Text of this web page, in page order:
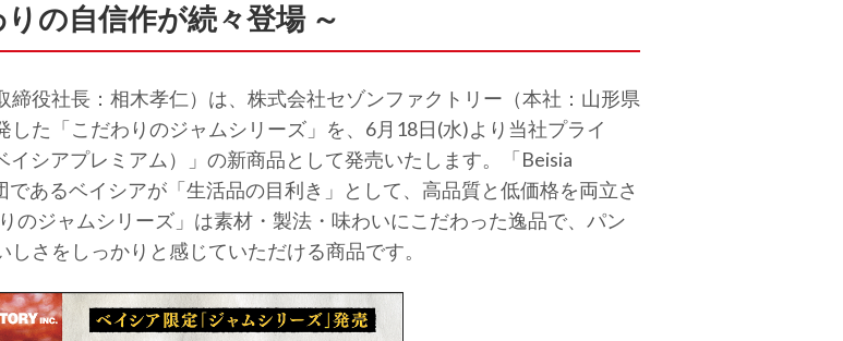
りの自信作が続々登場 ～
役社長：相木孝仁）は、株式会社セゾンファクトリー（本社：山形県
た「こだわりのジャムシリーズ」を、6月18日(水)より当社プライ
シアプレミアム）」の新商品として発売いたします。「Beisia
あるベイシアが「生活品の目利き」として、高品質と低価格を両立さ
のジャムシリーズ」は素材・製法・味わいにこだわった逸品で、パン
さをしっかりと感じていただける商品です。